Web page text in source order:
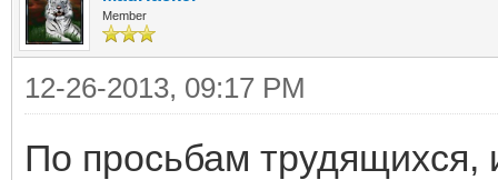
Member
12-26-2013, 09:17 PM
По просьбам трудящихся,